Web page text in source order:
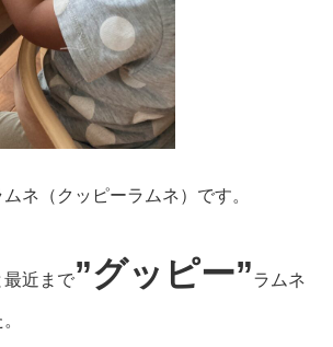
ネ（クッピーラムネ）です。
最近まで”グッピー”ラムネ